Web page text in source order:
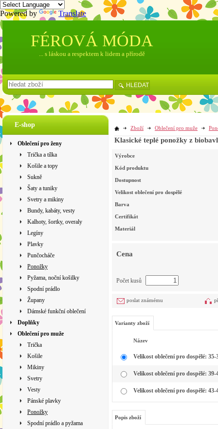
Powered by Translate
E-shop
Oblečení pro ženy
Trička a tílka
Košile a topy
Sukně
Šaty a tuniky
Svetry a mikiny
Bundy, kabáty, vesty
Kalhoty, šortky, overaly
Legíny
Plavky
Punčocháče
Ponožky
Pyžama, noční košilky
Spodní prádlo
Župany
Dámské funkční oblečení
Doplňky
Oblečení pro muže
Trička
Košile
Mikiny
Svetry
Vesty
Pánské plavky
Ponožky
Spodní prádlo a pyžama
Zboží Oblečení pro muže
Klasické teplé ponožky z
Výrobce
Kód produktu
Dostupnost
Velikost oblečení pro dospělé
Barva
Certifikát
Materiál
Cena
Počet kusů
poslat známému
Varianty zboží
Název
Velikost oblečení pro dospělé: 35-
Velikost oblečení pro dospělé: 39-
Velikost oblečení pro dospělé: 43-
Popis zboží
FÉROVÁ MÓDA
... s láskou a respektem k lidem a přírodě
HLEDAT